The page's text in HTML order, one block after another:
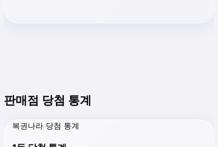
판매점 당첨 통계
복권나라 당첨 통계